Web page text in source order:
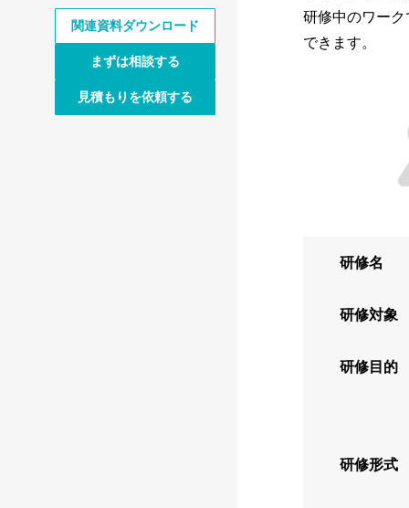
関連資料ダウンロード
まずは相談する
見積もりを依頼する
研修中のワー
できます。
研修名
研修対象
研修目的
研修形式